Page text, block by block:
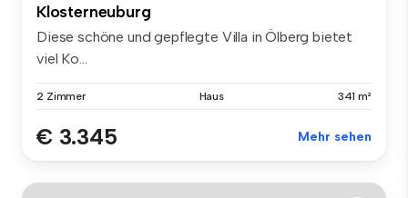
Klosterneuburg
Diese schöne und gepflegte Villa in Ölberg bietet
viel Ko...
2 Zimmer Haus 341 m²
€ 3.345 Mehr sehen